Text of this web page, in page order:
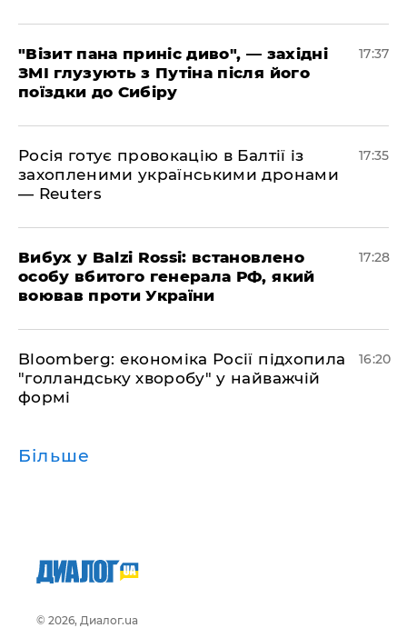
"Візит пана приніс диво", — західні
ЗМІ глузують з Путіна після його
поїздки до Сибіру
17:37
Росія готує провокацію в Балтії із
захопленими українськими дронами
— Reuters
17:35
​Вибух у Balzi Rossi: встановлено
особу вбитого генерала РФ, який
воював проти України
17:28
Bloomberg: економіка Росії підхопила
"голландську хворобу" у найважчій
формі
16:20
Більше
© 2026, Диалог.ua